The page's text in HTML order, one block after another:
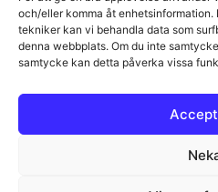
och/eller komma åt enhetsinformation.
tekniker kan vi behandla data som
denna webbplats. Om du inte
samtycke kan detta påverka vissa
Följ oss
f ◎